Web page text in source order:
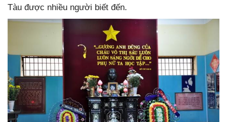
Tàu được nhiều người biết đến.